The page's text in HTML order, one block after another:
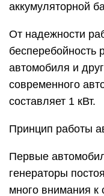
аккумуляторной
От надежности
бесперебойность
автомобиля и
современного
составляет 1 кВт.
Принцип работы
Первые
генераторы
много внимания к